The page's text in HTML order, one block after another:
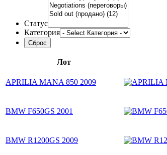
Статус
Категория
Лот
APRILIA MANA 850 2009
BMW F650GS 2001
BMW R1200GS 2009